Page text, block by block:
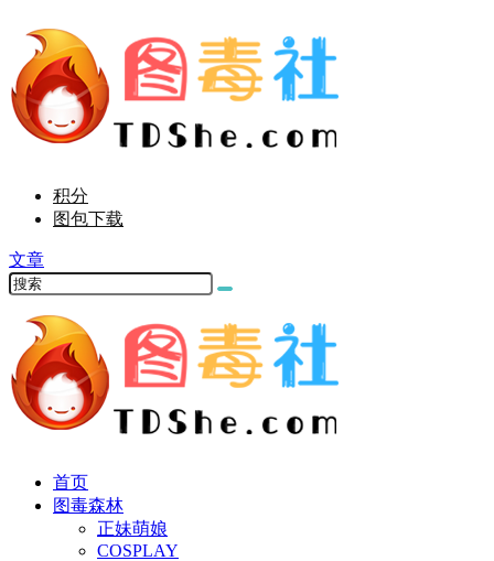
积分
图包下载
文章
首页
图毒森林
正妹萌娘
COSPLAY